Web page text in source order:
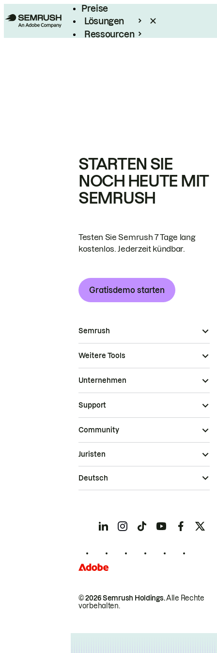
Preise
Lösungen
Ressourcen
STARTEN SIE
NOCH HEUTE MIT
SEMRUSH
Testen Sie Semrush 7 Tage lang
kostenlos. Jederzeit kündbar.
Gratisdemo starten
Semrush
Weitere Tools
Unternehmen
Support
Community
© 2026 Semrush Holdings.Alle Rechte
vorbehalten.
Juristen
Deutsch